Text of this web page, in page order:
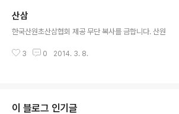
길 바랍니다. 본 한국산원초산삼협회 홈 메인,각게시판의
모든 공인 사진들은 당사자와 협의 된 부분이고, 무단 제 배
인터넷 문화를 위해 동참 하여 주십시요. 감사합니다. 한국
산삼
한국산원초산삼협회 제공 무단 복사를 금합니다. 산원
3 0 2014. 3. 8.
이 블로그 인기글